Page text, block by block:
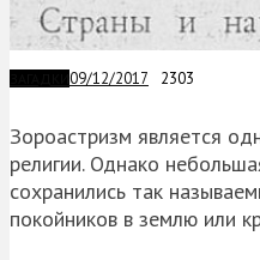
09/12/2017 2303
Зороастризм является
религии. Однако
сохранились так
покойников в землю или